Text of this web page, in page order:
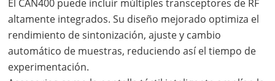
El CAN400 puede incluir múltiples transceptores de RF
altamente integrados. Su diseño mejorado optimiza el
rendimiento de sintonización, ajuste y cambio
automático de muestras, reduciendo así el tiempo de
experimentación.